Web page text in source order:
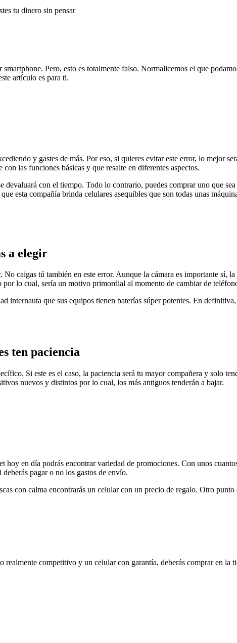
tu dinero sin pensar
Pero, esto es totalmente falso. Normalicemos el que
artículo es para ti.
y gastes de más. Por eso, si quieres evitar este error, lo mejor
las funciones básicas y que resalte en diferentes aspectos.
con el tiempo. Todo lo contrario, puedes comprar uno que
esta compañía brinda celulares asequibles que son todas unas
a elegir
. No caigas tú también en este error. Aunque la cámara es importante sí,
por lo cual, sería un motivo primordial al momento de cambiar de
internauta que sus equipos tienen baterías súper potentes. En
ten paciencia
Si este es el caso, la paciencia será tu mayor compañera y solo
nuevos y distintos por lo cual, los más antiguos tenderán a bajar.
hoy en día podrás encontrar variedad de promociones. Con unos
pagar o no los gastos de envío.
con calma encontrarás un celular con un precio de regalo. Otro punto
competitivo y un celular con garantía, deberás comprar en la